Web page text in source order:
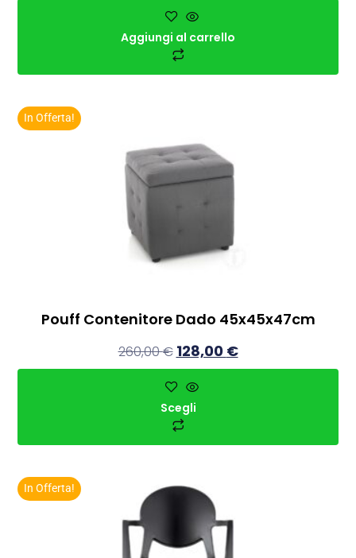
Aggiungi al carrello
In Offerta!
Pouff Contenitore Dado 45x45x47cm
260,00€ 128,00 €
Scegli
In Offerta!